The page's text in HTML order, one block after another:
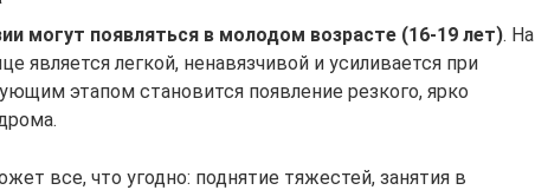
могут появляться в молодом возрасте (16-19 лет). На
является легкой, ненавязчивой и усиливается при
этапом становится появление резкого, ярко
все, что угодно: поднятие тяжестей, занятия в